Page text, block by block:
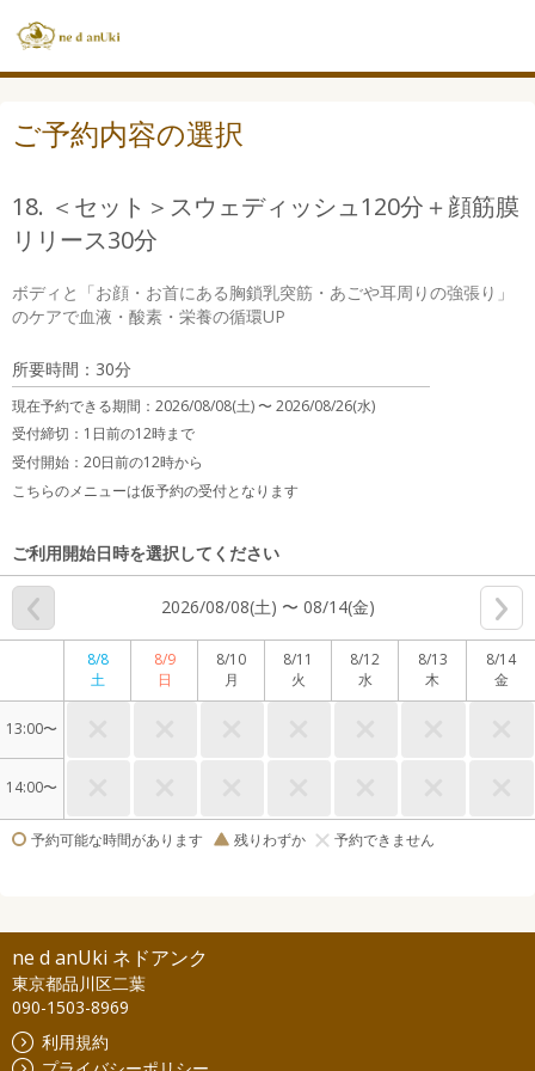
ご予約内容の選択
18. ＜セット＞スウェディッシュ120分＋顔筋膜
リリース30分
ボディと「お顔・お首にある胸鎖乳突筋・あごや耳周りの強張り」
のケアで血液・酸素・栄養の循環UP
所要時間：30分
現在予約できる期間： 2026/08/08(土) 〜2026/08/26(水)
受付締切： 1日前の12時まで
受付開始： 20日前の12時から
こちらのメニューは仮予約の受付となります
ご利用開始日時を選択してください
2026/08/08(土) 〜 08/14(金)
8/8
土
8/9
日
8/10
月
8/11
火
8/12
水
8/13
木
8/14
金
13:00〜
14:00〜
予約可能な時間があります 残りわずか 予約できません
ne d anUki ネドアンク
東京都品川区二葉
090-1503-8969
利用規約